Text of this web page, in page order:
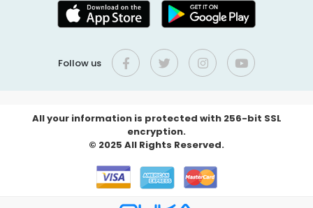
Follow us
All your information is protected with 256-bit SSL
encryption.
© 2025 All Rights Reserved.